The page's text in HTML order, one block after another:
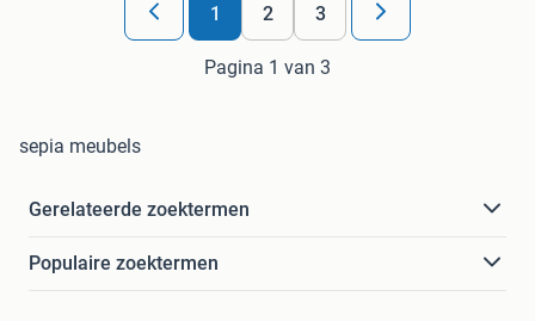
1 2 3
Pagina 1 van 3
sepia meubels
Gerelateerde zoektermen
Populaire zoektermen